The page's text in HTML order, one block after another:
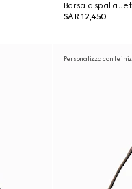
Borsa a spalla
SAR 12,450
Personalizza con le